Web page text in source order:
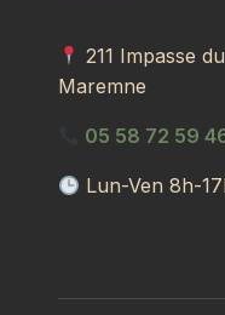
211 Impasse
Maremne
05 58 72 59
Lun-Ven 8h-